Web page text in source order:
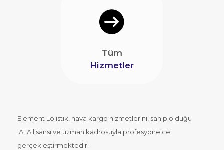
Tüm
Hizmetler
Element Lojistik, hava kargo hizmetlerini, sahip olduğu
IATA lisansı ve uzman kadrosuyla profesyonelce
gerçekleştirmektedir.